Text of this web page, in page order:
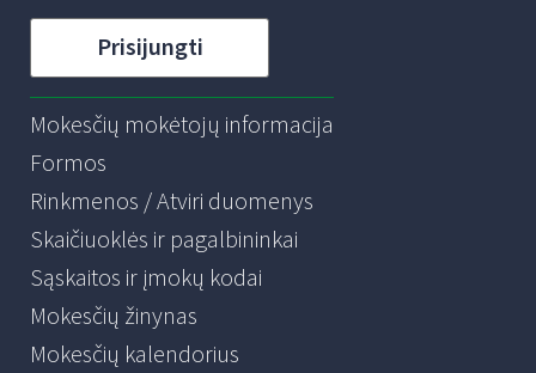
Prisijungti
Mokesčių mokėtojų informacija
Formos
Rinkmenos / Atviri duomenys
Skaičiuoklės ir pagalbininkai
Sąskaitos ir įmokų kodai
Mokesčių žinynas
Mokesčių kalendorius